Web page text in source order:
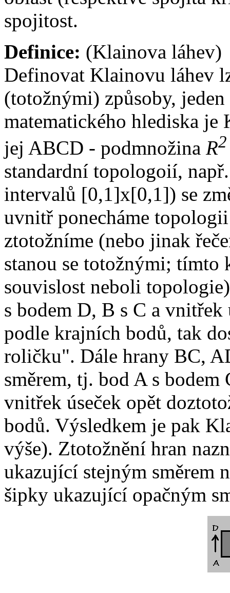
spojitost.
Definice: (Klainova láhev)
Definovat Klainovu láhev
(totožnými) způsoby,
matematického hlediska je
jej ABCD - podmnožina R2
standardní topologoií,
intervalů [0,1]x[0,1]) se
uvnitř ponecháme
ztotožníme (nebo jinak
stanou se totožnými; tímto
souvislost neboli
s bodem D, B s C a
podle krajních bodů, tak
roličku". Dále hrany BC,
směrem, tj. bod A s
vnitřek úseček opět
bodů. Výsledkem je pak
výše). Ztotožnění hran
ukazující stejným směrem
šipky ukazující opačným